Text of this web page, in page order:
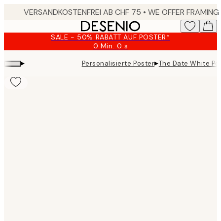
SALE - 50% RABATT AUF POSTER*
0 Min. 0 s
Gültig
bis:
2026-
▸ Personalisierte Poster▸The Date White